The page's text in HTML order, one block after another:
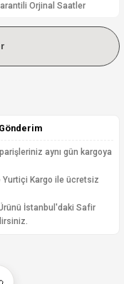
Orjinal Saatler
aynı gün kargoya
Kargo ile ücretsiz
Ürünü İstanbul'daki Safir